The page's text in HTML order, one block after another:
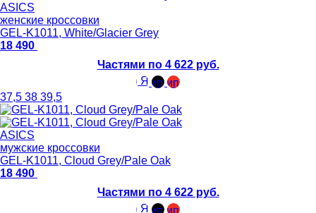
ASICS
женские кроссовки
GEL-K1011, White/Glacier Grey
18 490
Частями по 4 622 руб.
37,5 38 39,5
ASICS
мужские кроссовки
GEL-K1011, Cloud Grey/Pale Oak
18 490
Частями по 4 622 руб.